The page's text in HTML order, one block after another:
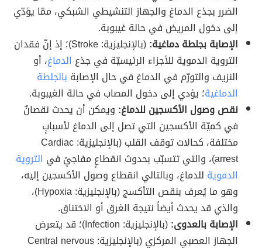
الضرر بجذع الدماغ والجهاز التنشيطي الشبكي، ممّا يؤدّي
إلى دخول المريض في حالة غيبوبة.
الإصابة بجلطة دماغية:
(بالإنجليزية: Stroke)؛ إذ إنّ فقدان
التروية الدموية للأجزاء الرئيسيّة في جذع الدماغ، أو
النزيف والتورّم في الدماغ في حال الإصابة بالجلطة
الدماغية؛ يؤدي إلى دخول المصاب في حالة الغيبوبة.
نقص وصول الأكسجين للدماغ: ويمكن أن يحدث نقصانٌ
في كميّة الأكسجين التي تصل إلى الدماغ لأسبابٍ
مختلفة، كحالات توقف القلب (بالإنجليزية: Cardiac
arrest)، والتي تتسبّب بحدوث انقطاعٍ مفاجئٍ في
التروية
الدموية للدماغ، وبالتالي انقطاع وصول الأكسجين إليه،
وهو ما يُعرف بنقص التأكسج (بالإنجليزية: Hypoxia)،
والذي قد يحدث أيضاً نتيجة الغرق أو الاختناق.
الإصابة بالعدوى:
(بالإنجليزية: Infection)؛ قد يتعرض
الجهاز العصبي المركزي (بالإنجليزية: Central nervous